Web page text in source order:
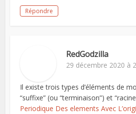
Répondre
RedGodzilla
29 décembre 2020 à
Il existe trois types d’éléments de
“suffixe” (ou “terminaison”) et
Periodique Des elements Avec